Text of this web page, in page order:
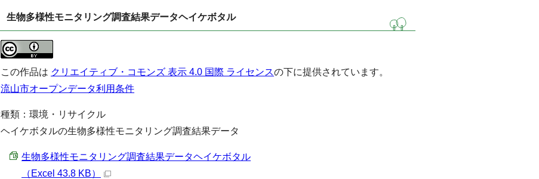
生物多様性モニタリング調査結果データヘイケボタル
この作品は クリエイティブ・コモンズ 表示 4.0 国際 ライセンスの下に提供されています。
流山市オープンデータ利用条件
種類：環境・リサイクル
ヘイケボタルの生物多様性モニタリング調査結果データ
生物多様性モニタリング調査結果データヘイケボタル
（Excel 43.8 KB）